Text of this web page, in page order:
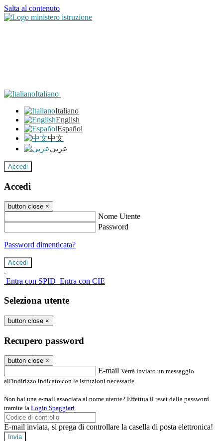
Salta al contenuto
Italiano
Italiano
English
Español
中文
عربى
Accedi
Accedi
button close ×
Nome Utente
Password
Password dimenticata?
-
Entra con SPID Entra con CIE
Seleziona utente
button close ×
Recupero password
button close ×
E-mail Verrà inviato un messaggio
all'indirizzo indicato con le istruzioni necessarie.
Non hai una e-mail associata al nome utente? Effettua il reset della password
tramite la Login Spaggiari
E-mail inviata, si prega di controllare la casella di posta elettronica!